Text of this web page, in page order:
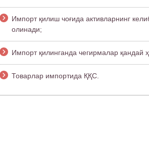
Импорт қилиш чоғида активларнинг
олинади;
Импорт қилинганда чегирмалар қандай
Товарлар импортида ҚҚС.